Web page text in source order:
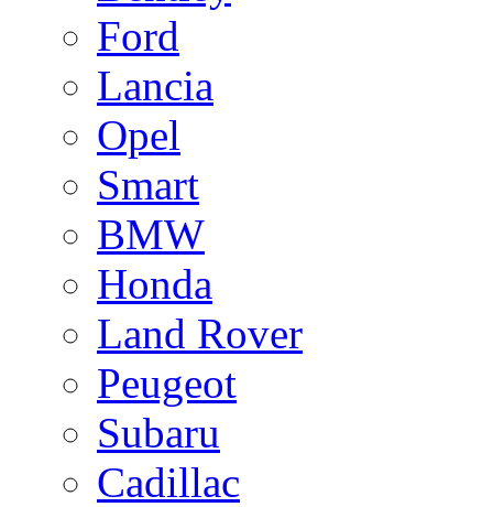
Ford
Lancia
Opel
Smart
BMW
Honda
Land Rover
Peugeot
Subaru
Cadillac